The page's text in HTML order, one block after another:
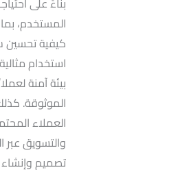
المستخدم،
كيفية تحسين
استخدام
الموثوقة.
والتسويق عبر
تصميم